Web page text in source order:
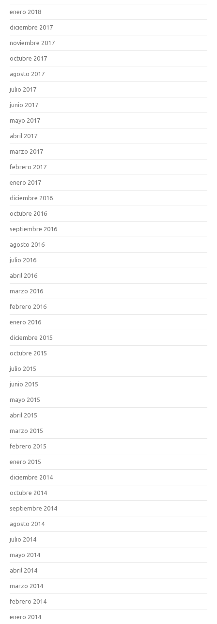
enero 2018
diciembre 2017
noviembre 2017
octubre 2017
agosto 2017
julio 2017
junio 2017
mayo 2017
abril 2017
marzo 2017
febrero 2017
enero 2017
diciembre 2016
octubre 2016
septiembre 2016
agosto 2016
julio 2016
abril 2016
marzo 2016
febrero 2016
enero 2016
diciembre 2015
octubre 2015
julio 2015
junio 2015
mayo 2015
abril 2015
marzo 2015
febrero 2015
enero 2015
diciembre 2014
octubre 2014
septiembre 2014
agosto 2014
julio 2014
mayo 2014
abril 2014
marzo 2014
febrero 2014
enero 2014